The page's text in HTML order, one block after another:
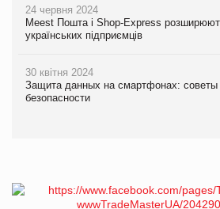
24 червня 2024
Meest Пошта і Shop-Express
українських підприємців
30 квітня 2024
Защита данных на смартфонах:
безопасности